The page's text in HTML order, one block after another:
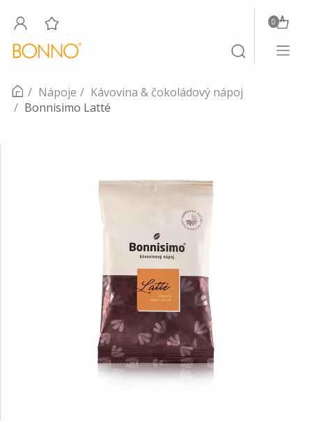
Toggle
search
0
Toggle
Nápoje
Kávovina & čokoládový nápoj
Bonnisimo Latté